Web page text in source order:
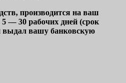
производится на ваш
5 — 30 рабочих дней (срок
выдал вашу банковскую